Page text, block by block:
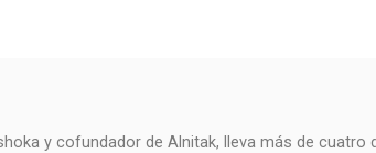
y cofundador de Alnitak, lleva más de cuatro